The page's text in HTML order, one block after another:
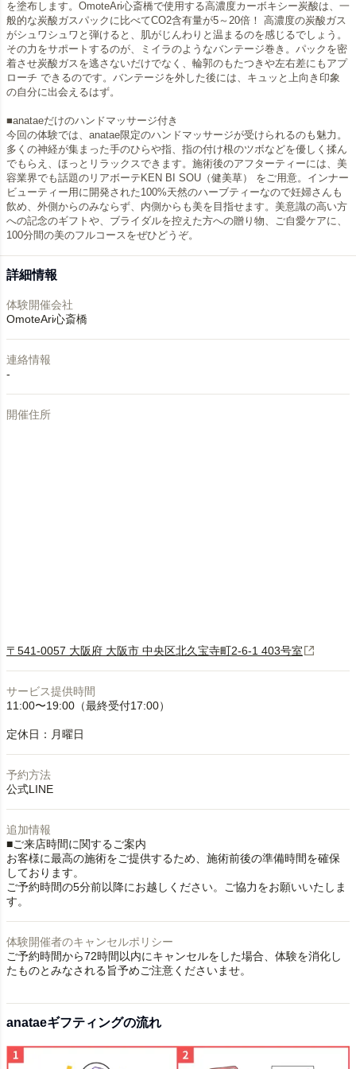
を塗布します。OmoteAri心斎橋で使用する高濃度カーボキシー炭酸は、一
般的な炭酸ガスパックに比べてCO2含有量が5～20倍！ 高濃度の炭酸ガス
がシュワシュワと弾けると、肌がじんわりと温まるのを感じるでしょう。
その力をサポートするのが、ミイラのようなバンテージ巻き。パックを密
着させ炭酸ガスを逃さないだけでなく、輪郭のもたつきや左右差にもアプ
ローチ できるのです。バンテージを外した後には、キュッと上向き印象
の自分に出会えるはず。
■anataeだけのハンドマッサージ付き
今回の体験では、anatae限定のハンドマッサージが受けられるのも魅力。
多くの神経が集まった手のひらや指、指の付け根のツボなどを優しく揉ん
でもらえ、ほっとリラックスできます。施術後のアフターティーには、美
容業界でも話題のリアボーテKEN BI SOU（健美草） をご用意。インナー
ビューティー用に開発された100%天然のハーブティーなので妊婦さんも
飲め、外側からのみならず、内側からも美を目指せます。美意識の高い方
への記念のギフトや、ブライダルを控えた方への贈り物、ご自愛ケアに、
100分間の美のフルコースをぜひどうぞ。
詳細情報
体験開催会社
OmoteAri心斎橋
連絡情報
-
開催住所
〒541-0057 大阪府 大阪市 中央区北久宝寺町2-6-1 403号室
サービス提供時間
11:00〜19:00（最終受付17:00）
定休日：月曜日
予約方法
公式LINE
追加情報
■ご来店時間に関するご案内
お客様に最高の施術をご提供するため、施術前後の準備時間を確保
しております。
ご予約時間の5分前以降にお越しください。ご協力をお願いいたしま
す。
体験開催者のキャンセルポリシー
ご予約時間から72時間以内にキャンセルをした場合、体験を消化し
たものとみなされる旨予めご注意くださいませ。
anataeギフティングの流れ